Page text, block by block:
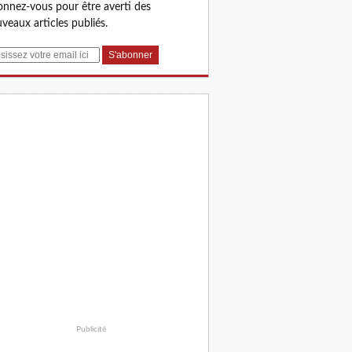
vous pour être averti des
articles publiés.
Publicité